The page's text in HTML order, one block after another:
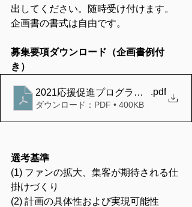
出してください。随時受け付けます。
企画書の書式は自由です。
募集要項ダウンロード（企画書例付
き）
2021応援促進プログラム募集要項
.pdf
ダウンロード：PDF • 400KB
選考基準
(1) ファンの拡大、集客が期待される仕
掛けづくり
(2) 計画の具体性および実現可能性